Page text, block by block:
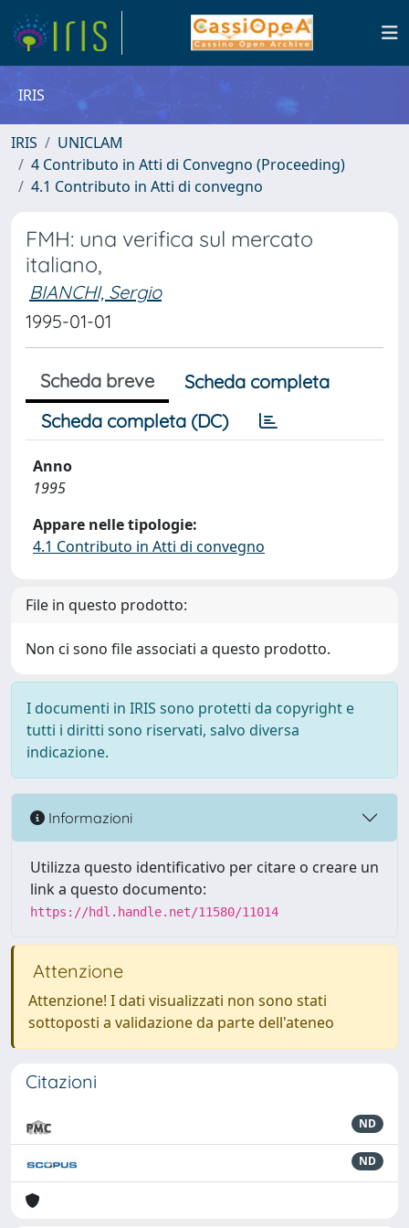
IRIS
IRIS
UNICLAM
4 Contributo in Atti di Convegno (Proceeding)
4.1 Contributo in Atti di convegno
FMH: una verifica sul mercato
italiano,
BIANCHI, Sergio
1995-01-01
Scheda breve
Scheda completa
Scheda completa (DC)
Anno
1995
Appare nelle tipologie:
4.1 Contributo in Atti di convegno
File in questo prodotto:
Non ci sono file associati a questo prodotto.
I documenti in IRIS sono protetti da copyright e
tutti i diritti sono riservati, salvo diversa
indicazione.
Informazioni
Utilizza questo identificativo per citare o creare un
link a questo documento:
https://hdl.handle.net/11580/11014
Attenzione
Attenzione! I dati visualizzati non sono stati
sottoposti a validazione da parte dell'ateneo
Citazioni
ND
ND